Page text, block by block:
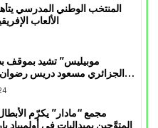
المنتخب الوطني المدرسي
الألعاب
الجزائري مسعود دريس رضوان
مجمع “مادار” يكرّم
المتوَّجين بميداليات في أولمبياد